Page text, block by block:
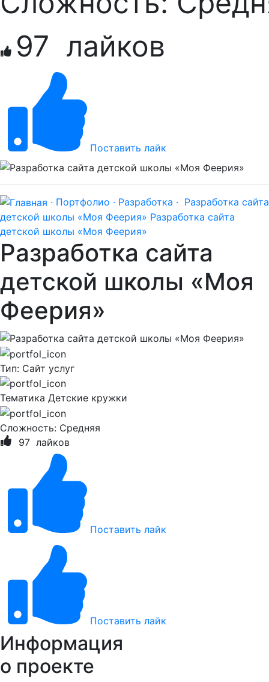
97 лайков
Поставить лайк
· Портфолио · Разработка · Разработка сайта
детской школы «Моя Феерия» Разработка сайта
детской школы «Моя Феерия»
Разработка сайта
детской школы «Моя
Феерия»
Тип: Сайт услуг
Тематика Детские кружки
Сложность: Средняя
97 лайков
Поставить лайк
Поставить лайк
Информация
о проекте